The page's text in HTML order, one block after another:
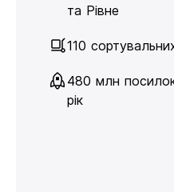
та Рівне
110
480 млн
рік